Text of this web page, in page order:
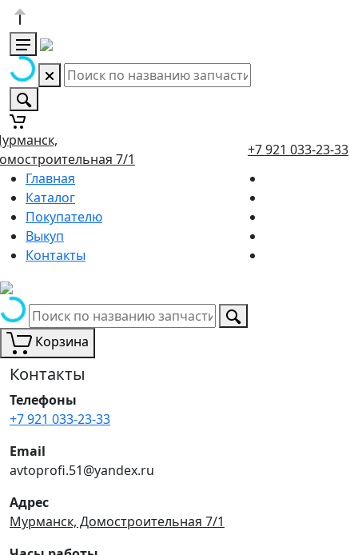
7/1
+7 921 033-23-33
Главная
Каталог
Покупателю
Выкуп
Контакты
Корзина
Контакты
Телефоны
+7 921 033-23-33
Email
avtoprofi.51@yandex.ru
Адрес
Мурманск, Домостроительная 7/1